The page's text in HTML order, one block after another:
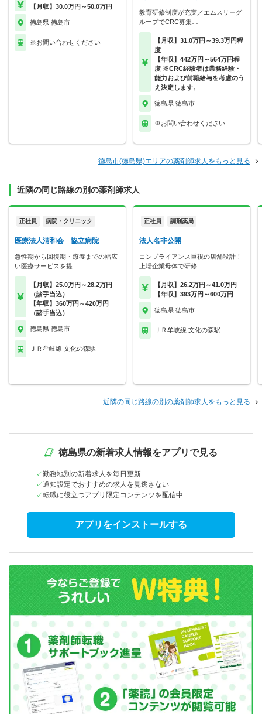
【月収】30.0万円～50.0万円
徳島県 徳島市
※お問い合わせください
教育研修制度が充実／エムスリーグ
ループでCRC募集…
【月収】31.0万円～39.3万円程
度
【年収】442万円～564万円程
度 ※CRC経験者は業務経験・
能力および前職給与を考慮のう
え決定します。
徳島県 徳島市
※お問い合わせください
徳島市(徳島県)エリアの薬剤師求人をもっと見る
近隣の同じ路線の別の薬剤師求人
正社員 病院・クリニック
医療法人清和会 協立病院
急性期から回復期・療養までの幅広
い医療サービスを提…
【月収】25.0万円～28.2万円
（諸手当込）
【年収】360万円～420万円
（諸手当込）
徳島県 徳島市
ＪＲ牟岐線 文化の森駅
正社員 調剤薬局
法人名非公開
コンプライアンス重視の店舗設計！
上場企業母体で研修…
【月収】26.2万円～41.0万円
【年収】393万円～600万円
徳島県 徳島市
ＪＲ牟岐線 文化の森駅
近隣の同じ路線の別の薬剤師求人をもっと見る
徳島県の新着求人情報をアプリで見る
勤務地別の新着求人を毎日更新
通知設定でおすすめの求人を見逃さない
転職に役立つアプリ限定コンテンツを配信中
アプリをインストールする